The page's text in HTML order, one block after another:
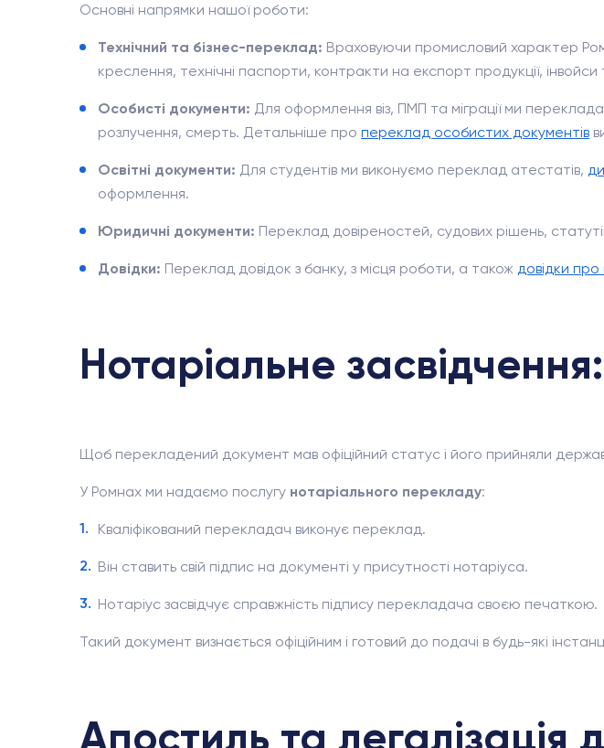
Основні напрямки нашої роботи:
Технічний та бізнес-переклад: Враховуючи промисловий характер
креслення, технічні паспорти, контракти на експорт продукції, інвойси
Особисті документи: Для оформлення віз, ПМП та міграції ми
розлучення, смерть. Детальніше про переклад особистих документів
Освітні документи: Для студентів ми виконуємо переклад атестатів,
оформлення.
Юридичні документи: Переклад довіреностей, судових рішень,
Довідки: Переклад довідок з банку, з місця роботи, а також довідки про
Нотаріальне
Щоб перекладений документ мав офіційний статус і його прийняли
У Ромнах ми надаємо послугу нотаріального перекладу:
Кваліфікований перекладач виконує переклад.
Він ставить свій підпис на документі у присутності нотаріуса.
Нотаріус засвідчує справжність підпису перекладача своєю печаткою.
Такий документ визнається офіційним і готовий до подачі в будь-які
Апостиль та легалізація